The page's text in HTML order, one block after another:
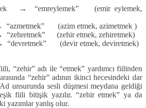
“emreylemek” (emir eylemek,
(azim etmek, azimetmek )
(zehir etmek, zehiretmek)
(devir etmek, deviretmek)
“zehir” adı ile “etmek” yardımcı fiilinden
“zehir” adının ikinci hecesindeki dar
unsurunda sesli düşmesi meydana geldiği
fiili bitişik yazılır. “zehir etmek” ya da
yazımlar yanlış olur.